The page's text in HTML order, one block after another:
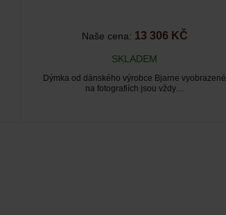
Naše cena: 13 306 KČ
SKLADEM
Dýmka od dánského výrobce Bjarne vyobrazené
na fotografiích jsou vždy…